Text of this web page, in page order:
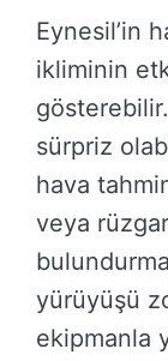
Eynesil’in
ikliminin
sürpriz
hava
veya
yürüyüşü
ekipmanla